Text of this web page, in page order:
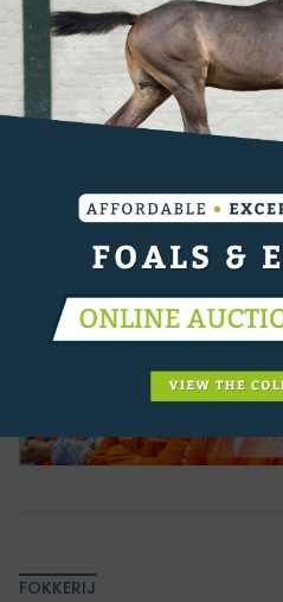
Rob Ehrens: "We
achtervolging..."
Op de eerste dag van het
Rotterdam is TeamNL niet
Het team staat na de
21-08-2019
FOKKERIJ